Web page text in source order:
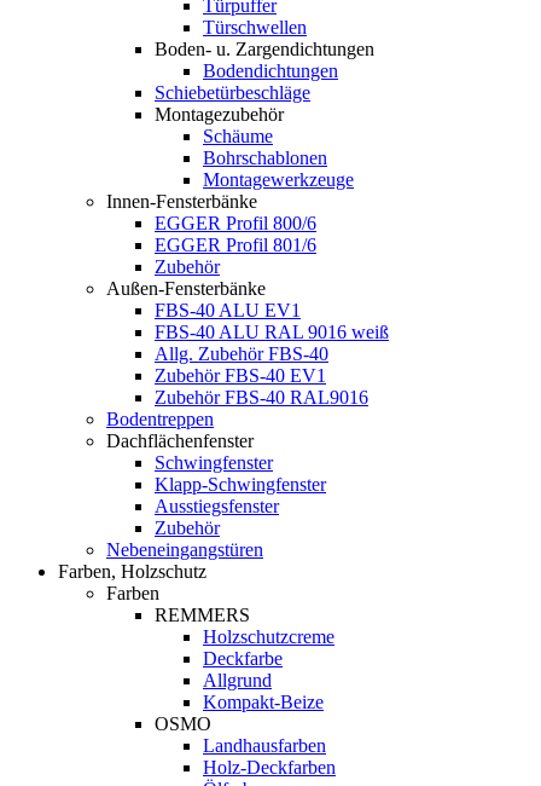
Türpuffer
Türschwellen
Boden- u. Zargendichtungen
Bodendichtungen
Schiebetürbeschläge
Montagezubehör
Schäume
Bohrschablonen
Montagewerkzeuge
Innen-Fensterbänke
EGGER Profil 800/6
EGGER Profil 801/6
Zubehör
Außen-Fensterbänke
FBS-40 ALU EV1
FBS-40 ALU RAL 9016 weiß
Allg. Zubehör FBS-40
Zubehör FBS-40 EV1
Zubehör FBS-40 RAL9016
Bodentreppen
Dachflächenfenster
Schwingfenster
Klapp-Schwingfenster
Ausstiegsfenster
Zubehör
Nebeneingangstüren
Farben, Holzschutz
Farben
REMMERS
Holzschutzcreme
Deckfarbe
Allgrund
Kompakt-Beize
OSMO
Landhausfarben
Holz-Deckfarben